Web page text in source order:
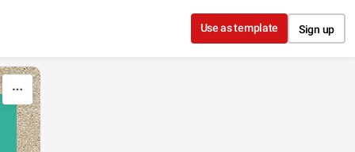
Use as template Sign up